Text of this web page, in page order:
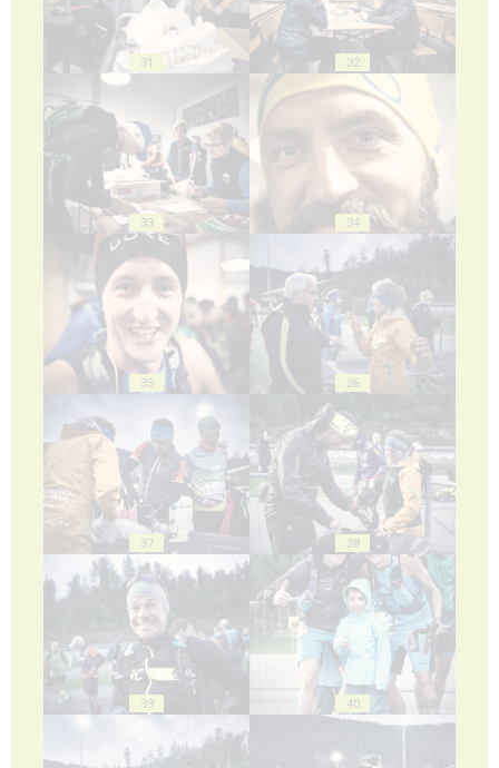
31 32
33 34
35 36
37 38
39 40